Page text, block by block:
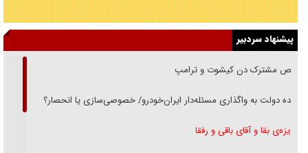
پیشنهاد سردبیر
رقص مشترک دن کیشوت و ترامپ
دنده دولت به واگذاری مسئله‌دار ایران‌خودرو/ خصوصی‌سازی یا انحصار؟
غریزه‌ی بقا و آقای باقی و رفقا